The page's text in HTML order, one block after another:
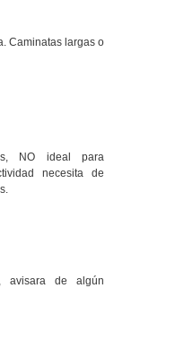
Caminatas largas o
NO ideal para
necesita de
avisara de algún